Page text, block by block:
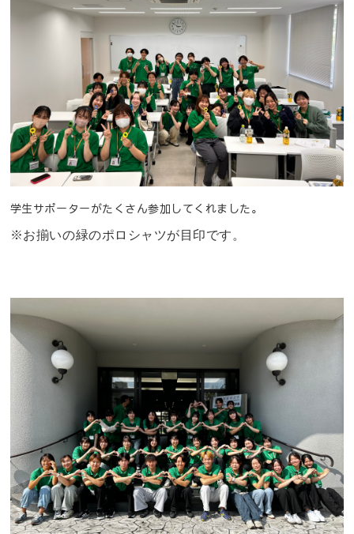
学生サポーターがたくさん参加してくれました。
※お揃いの緑のポロシャツが目印です。